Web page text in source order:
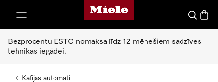
Miele mājas lapa
Bezprocentu ESTO nomaksa līdz 12 mēnešiem sadzīves
tehnikas iegādei.
Kafijas automāti